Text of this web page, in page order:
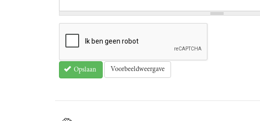
Opslaan Voorbeeldweergave